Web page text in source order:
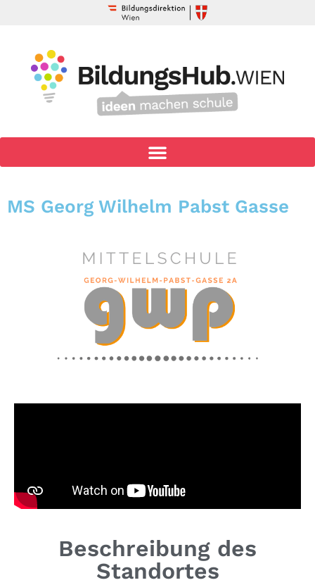
MS Georg Wilhelm Pabst Gasse
Beschreibung des
Standortes